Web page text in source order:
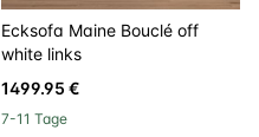
Ecksofa Maine Bouclé off
white links
1499.95 €
7-11 Tage